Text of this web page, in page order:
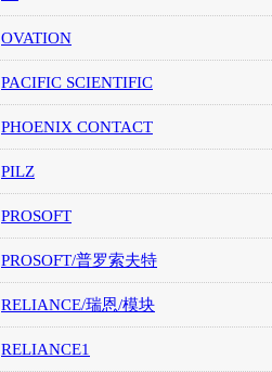
OVATION
PACIFIC SCIENTIFIC
PHOENIX CONTACT
PILZ
PROSOFT
PROSOFT/普罗索夫特
RELIANCE/瑞恩/模块
RELIANCE1